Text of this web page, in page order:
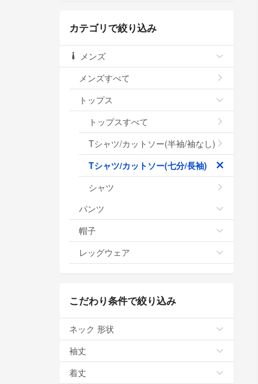
カテゴリで絞り込み
メンズ
メンズすべて
トップス
トップスすべて
Tシャツ/カットソー(半袖/袖なし)
Tシャツ/カットソー(七分/長袖)
シャツ
パンツ
帽子
レッグウェア
こだわり条件で絞り込み
ネック 形状
袖丈
着丈